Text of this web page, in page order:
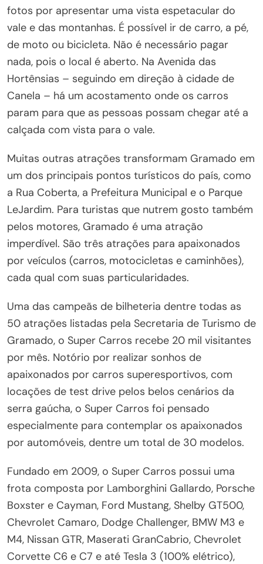
fotos por apresentar uma vista espetacular do
vale e das montanhas. É possível ir de carro, a pé,
de moto ou bicicleta. Não é necessário pagar
nada, pois o local é aberto. Na Avenida das
Hortênsias – seguindo em direção à cidade de
Canela – há um acostamento onde os carros
param para que as pessoas possam chegar até a
calçada com vista para o vale.
Muitas outras atrações transformam Gramado em
um dos principais pontos turísticos do país, como
a Rua Coberta, a Prefeitura Municipal e o Parque
LeJardim. Para turistas que nutrem gosto também
pelos motores, Gramado é uma atração
imperdível. São três atrações para apaixonados
por veículos (carros, motocicletas e caminhões),
cada qual com suas particularidades.
Uma das campeãs de bilheteria dentre todas as
50 atrações listadas pela Secretaria de Turismo de
Gramado, o Super Carros recebe 20 mil visitantes
por mês. Notório por realizar sonhos de
apaixonados por carros superesportivos, com
locações de test drive pelos belos cenários da
serra gaúcha, o Super Carros foi pensado
especialmente para contemplar os apaixonados
por automóveis, dentre um total de 30 modelos.
Fundado em 2009, o Super Carros possui uma
frota composta por Lamborghini Gallardo, Porsche
Boxster e Cayman, Ford Mustang, Shelby GT500,
Chevrolet Camaro, Dodge Challenger, BMW M3 e
M4, Nissan GTR, Maserati GranCabrio, Chevrolet
Corvette C6 e C7 e até Tesla 3 (100% elétrico),